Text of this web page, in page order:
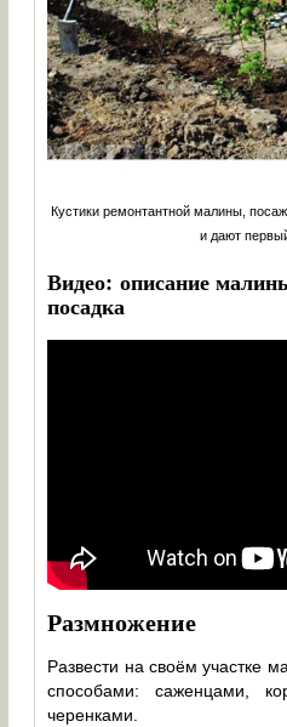
Кустики ремонтантной малины,
и дают
Видео: описание
посадка
Размножение
Развести на своём участке
способами: саженцами,
черенками.